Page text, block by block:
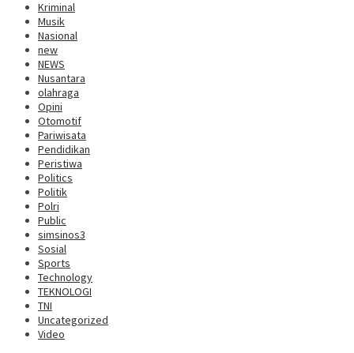
Kriminal
Musik
Nasional
new
NEWS
Nusantara
olahraga
Opini
Otomotif
Pariwisata
Pendidikan
Peristiwa
Politics
Politik
Polri
Public
simsinos3
Sosial
Sports
Technology
TEKNOLOGI
TNI
Uncategorized
Video